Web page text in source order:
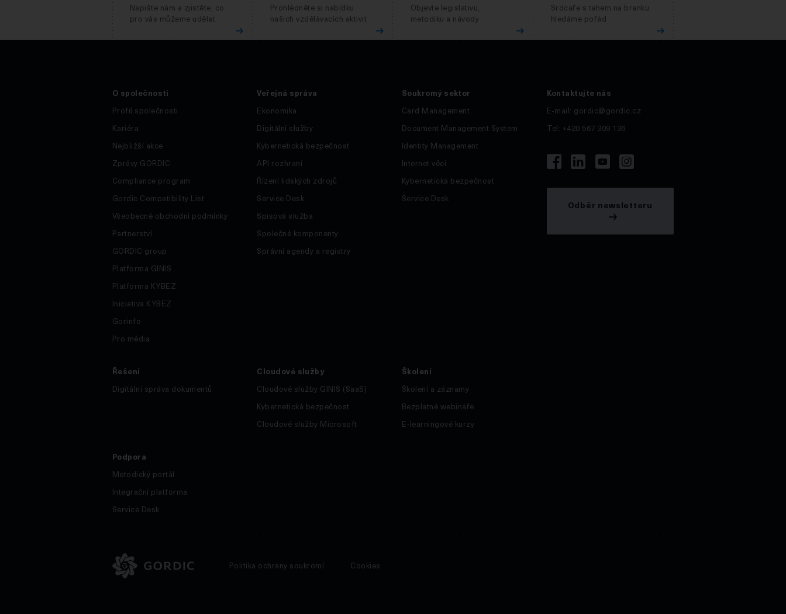
Napište nám a zjistěte, co
pro vás můžeme udělat
Prohlédněte si nabídku
našich vzdělávacích aktivit
Objevte legislativu,
metodiku a návody
Srdcaře s tahem na branku
hledáme pořád
O společnosti
Profil společnosti
Kariéra
Nejbližší akce
Zprávy GORDIC
Compliance program
Gordic Compatibility List
Všeobecné obchodní podmínky
Partnerství
GORDIC group
Platforma GINIS
Platforma KYBEZ
Iniciativa KYBEZ
Gorinfo
Pro média
Veřejná správa
Ekonomika
Digitální služby
Kybernetická bezpečnost
API rozhraní
Řízení lidských zdrojů
Service Desk
Spisová služba
Společné komponenty
Správní agendy a registry
Soukromý sektor
Card Management
Document Management System
Identity Management
Internet věcí
Kybernetická bezpečnost
Service Desk
Řešení
Digitální správa dokumentů
Cloudové služby
Cloudové služby GINIS (SaaS)
Kybernetická bezpečnost
Cloudové služby Microsoft
Školení
Školení a záznamy
Bezplatné webináře
E-learningové kurzy
Podpora
Metodický portál
Integrační platforma
Service Desk
Kontaktujte nás
E-mail: gordic@gordic.cz
Tel: +420 567 309 136
Odběr newsletteru
Politika ochrany soukromí Cookies